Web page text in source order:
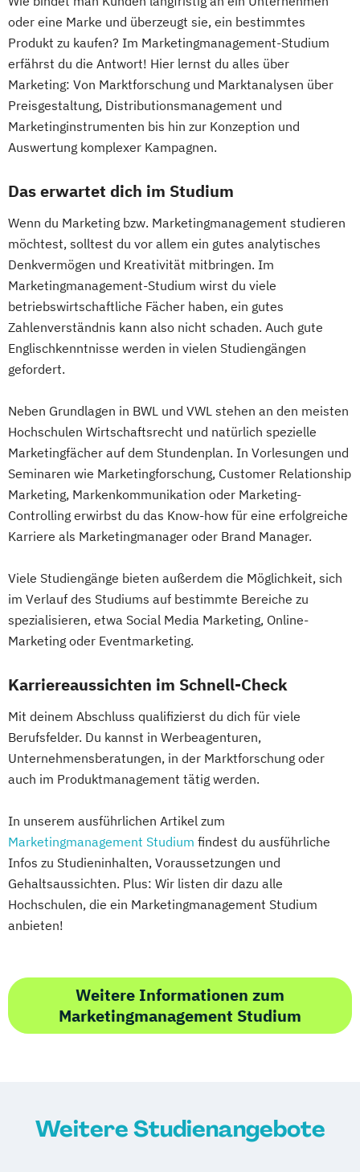
oder eine Marke und überzeugt sie, ein bestimmtes
Produkt zu kaufen? Im Marketingmanagement-Studium
erfährst du die Antwort! Hier lernst du alles über
Marketing: Von Marktforschung und Marktanalysen über
Preisgestaltung, Distributionsmanagement und
Marketinginstrumenten bis hin zur Konzeption und
Auswertung komplexer Kampagnen.
Das erwartet dich im Studium
Wenn du Marketing bzw. Marketingmanagement studieren
möchtest, solltest du vor allem ein gutes analytisches
Denkvermögen und Kreativität mitbringen. Im
Marketingmanagement-Studium wirst du viele
betriebswirtschaftliche Fächer haben, ein gutes
Zahlenverständnis kann also nicht schaden. Auch gute
Englischkenntnisse werden in vielen Studiengängen
gefordert.
Neben Grundlagen in BWL und VWL stehen an den meisten
Hochschulen Wirtschaftsrecht und natürlich spezielle
Marketingfächer auf dem Stundenplan. In Vorlesungen und
Seminaren wie Marketingforschung, Customer Relationship
Marketing, Markenkommunikation oder Marketing-
Controlling erwirbst du das Know-how für eine erfolgreiche
Karriere als Marketingmanager oder Brand Manager.
Viele Studiengänge bieten außerdem die Möglichkeit, sich
im Verlauf des Studiums auf bestimmte Bereiche zu
spezialisieren, etwa Social Media Marketing, Online-
Marketing oder Eventmarketing.
Karriereaussichten im Schnell-Check
Mit deinem Abschluss qualifizierst du dich für viele
Berufsfelder. Du kannst in Werbeagenturen,
Unternehmensberatungen, in der Marktforschung oder
auch im Produktmanagement tätig werden.
In unserem ausführlichen Artikel zum
Marketingmanagement Studium findest du ausführliche
Infos zu Studieninhalten, Voraussetzungen und
Gehaltsaussichten. Plus: Wir listen dir dazu alle
Hochschulen, die ein Marketingmanagement Studium
anbieten!
Weitere Informationen zum
Marketingmanagement Studium
Weitere Studienangebote